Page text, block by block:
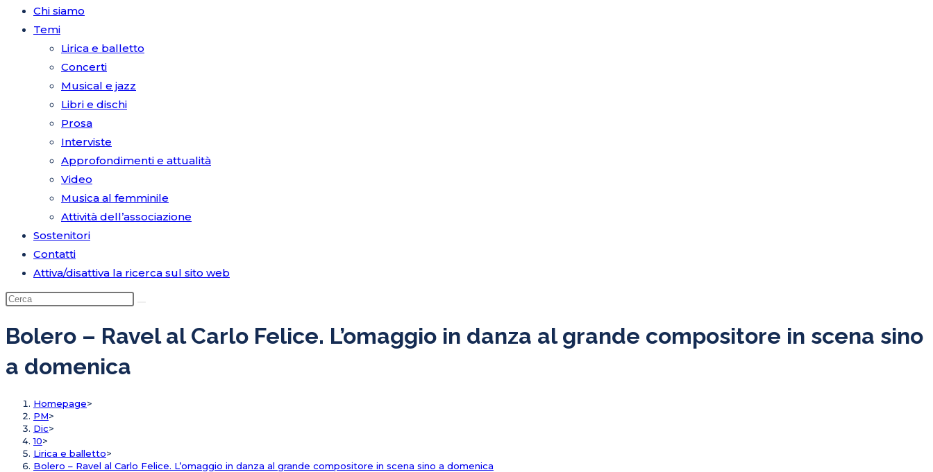
Chi siamo
Temi
Lirica e balletto
Concerti
Musical e jazz
Libri e dischi
Prosa
Interviste
Approfondimenti e attualità
Video
Musica al femminile
Attività dell’associazione
Sostenitori
Contatti
Attiva/disattiva la ricerca sul sito web
Bolero – Ravel al Carlo Felice. L’omaggio in danza al grande compositore in scena sino
a domenica
Homepage>
PM>
Dic>
10>
Lirica e balletto>
Bolero – Ravel al Carlo Felice. L’omaggio in danza al grande compositore in scena sino a domenica